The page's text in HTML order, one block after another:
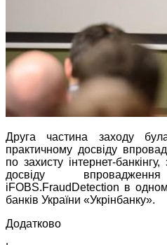
Друга частина заходу
практичному досвіду
по захисту інтернет-
досвіду
iFOBS.FraudDetection в
банків України «Укрінбанку».
Додатково